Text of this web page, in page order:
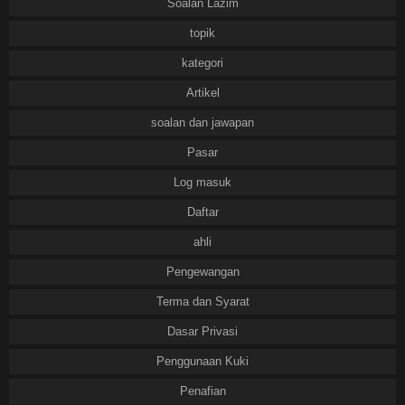
Soalan Lazim
topik
kategori
Artikel
soalan dan jawapan
Pasar
Log masuk
Daftar
ahli
Pengewangan
Terma dan Syarat
Dasar Privasi
Penggunaan Kuki
Penafian